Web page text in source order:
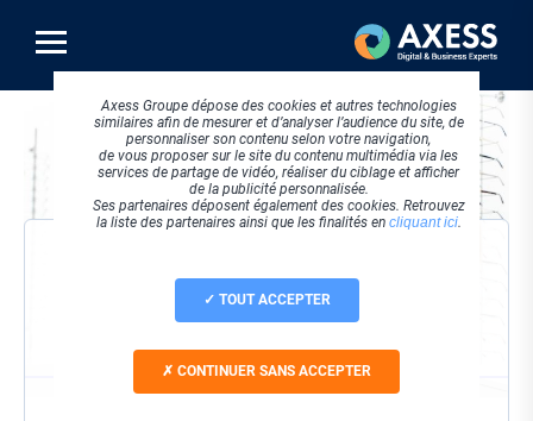
contenu
principal
Visuel
principal
Nom / Prénom
Axess Groupe dépose des cookies et autres technologies
similaires afin de mesurer et d’analyser l’audience du site, de
personnaliser son contenu selon votre navigation,
de vous proposer sur le site du contenu multimédia via les
services de partage de vidéo, réaliser du ciblage et afficher
de la publicité personnalisée.
Ses partenaires déposent également des cookies. Retrouvez
la liste des partenaires ainsi que les finalités en cliquant ici.
TOUT ACCEPTER
CONTINUER SANS ACCEPTER